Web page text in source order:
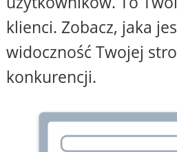
klienci. Zobacz, jaka
widoczność Twojej
konkurencji.